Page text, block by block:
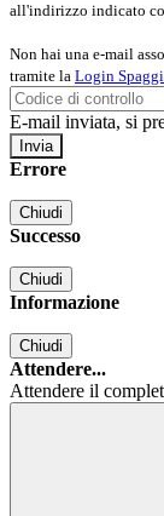
all'indirizzo indicato
Non hai una e-mail
tramite la Login
E-mail inviata, si
Errore
Chiudi
Successo
Chiudi
Informazione
Chiudi
Attendere...
Attendere il